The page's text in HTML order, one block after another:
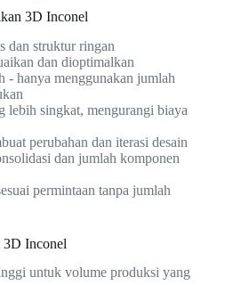
3D Inconel
dan struktur ringan
dan dioptimalkan
- hanya menggunakan jumlah
lebih singkat, mengurangi biaya
perubahan dan iterasi desain
dan jumlah komponen
permintaan tanpa jumlah
3D Inconel
untuk volume produksi yang